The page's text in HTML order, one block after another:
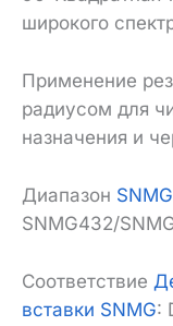
широкого
Применение
радиусом для
назначения и
Диапазон SNMG
SNMG432/
Соответствие
вставки SNMG: